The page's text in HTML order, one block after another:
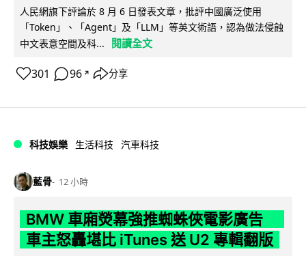
人民網旗下評論於 8 月 6 日發表文章，批評中國廣泛使用
「Token」、「Agent」及「LLM」等英文術語，認為做法侵蝕
中文表意空間及科...
閱讀全文
301 96 ↗ 分享
科技娛樂 生活科技 汽車科技
藍骨 12 小時
BMW 車廂熒幕強推蜘蛛俠電影廣告
車主怒轟堪比 iTunes 送 U2 專輯翻版